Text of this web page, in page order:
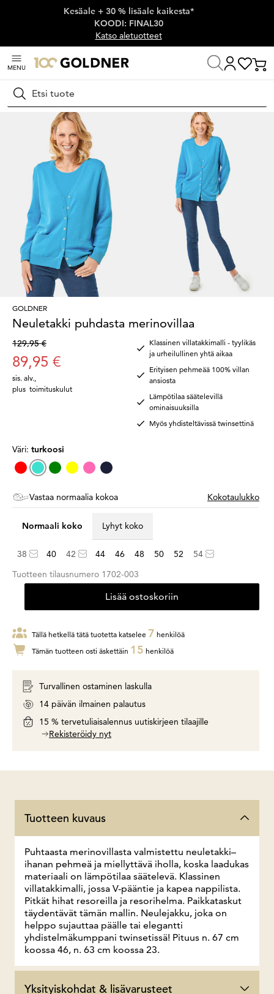
Ohita siirtymä, siirry pääsisältöön
Kesäale + 30 % lisäale kaikesta*
KOODI: FINAL30
Katso aletuotteet
MENU
Hae
Koti Naisten muoti
GOLDNER
Neuletakki puhdasta merinovillaa
129,95 €
89,95 €
sis. alv.
plus toimituskulut
Klassinen villatakkimalli - tyylikäs
ja urheilullinen yhtä aikaa
Erityisen pehmeää 100% villan
ansiosta
Lämpötilaa säätelevillä
ominaisuuksilla
Myös yhdisteltävissä twinsettinä
Väri: turkoosi
Vastaa normaalia kokoa Kokotaulukko
Normaali koko Lyhyt koko
38 40 42 44 46 48 50 52
54
Tuotteen tilausnumero 1702-003
Lisää ostoskoriin
Tällä hetkellä tätä tuotetta katselee 7 henkilöä
Tämän tuotteen osti äskettäin 15 henkilöä
Turvallinen ostaminen laskulla
14 päivän ilmainen palautus
15 % tervetuliaisalennus uutiskirjeen tilaajille
Rekisteröidy nyt
Tuotteen kuvaus
Puhtaasta merinovillasta valmistettu neuletakki–
ihanan pehmeä ja miellyttävä iholla, koska laadukas
materiaali on lämpötilaa säätelevä. Klassinen
villatakkimalli, jossa V-pääntie ja kapea nappilista.
Pitkät hihat resoreilla ja resorihelma. Paikkataskut
täydentävät tämän mallin. Neulejakku, joka on
helppo sujauttaa päälle tai elegantti
yhdistelmäkumppani twinsetissä! Pituus n. 67 cm
koossa 46, n. 63 cm koossa 23.
Yksityiskohdat & lisävarusteet